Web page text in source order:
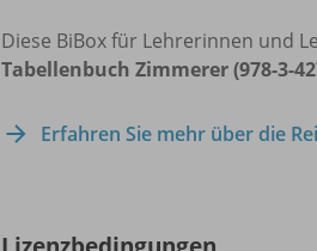
Diese BiBox für Lehrerinnen und
Tabellenbuch Zimmerer (978-3-
Erfahren Sie mehr über die